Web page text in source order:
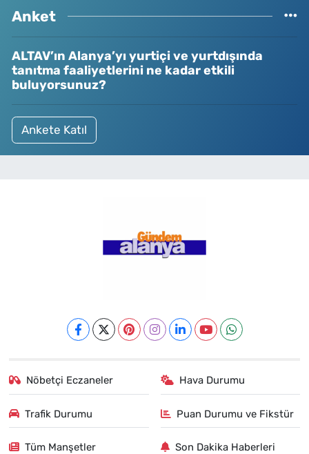
Anket
ALTAV’ın Alanya’yı yurtiçi ve yurtdışında
tanıtma faaliyetlerini ne kadar etkili
buluyorsunuz?
Ankete Katıl
Nöbetçi Eczaneler Hava Durumu
Trafik Durumu Puan Durumu ve Fikstür
Tüm Manşetler Son Dakika Haberleri